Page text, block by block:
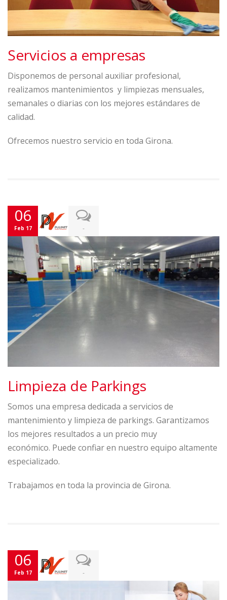
Servicios a empresas
Disponemos de personal auxiliar profesional,
realizamos mantenimientos y limpiezas mensuales,
semanales o diarias con los mejores estándares de
calidad.
Ofrecemos nuestro servicio en toda Girona.
06
Feb 17 -
Limpieza de Parkings
Somos una empresa dedicada a servicios de
mantenimiento y limpieza de parkings. Garantizamos
los mejores resultados a un precio muy
económico. Puede confiar en nuestro equipo altamente
especializado.
Trabajamos en toda la provincia de Girona.
06
Feb 17 -